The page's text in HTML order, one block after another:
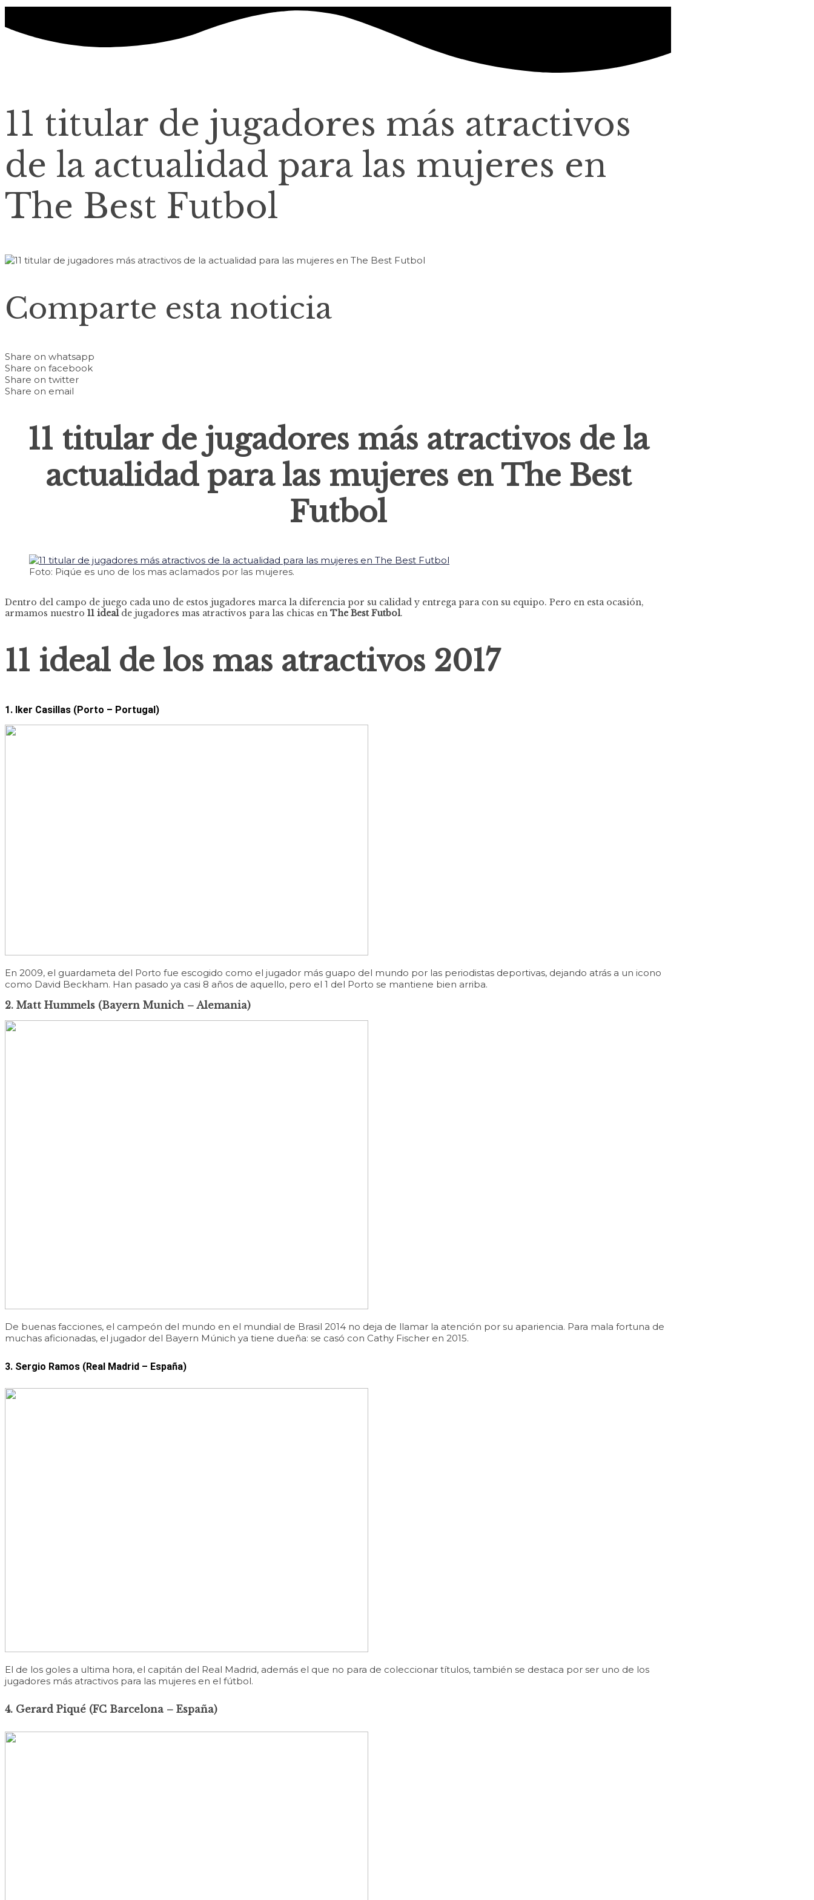
11 titular de jugadores más atractivos
de la actualidad para las mujeres en
The Best Futbol
Comparte esta noticia
Share on whatsapp
Share on facebook
Share on twitter
Share on email
11 titular de jugadores más atractivos de la
actualidad para las mujeres en The Best
Futbol
Foto: Piqúe es uno de los mas aclamados por las mujeres.
Dentro del campo de juego cada uno de estos jugadores marca la diferencia por su calidad y entrega para con su equipo. Pero en esta ocasión,
armamos nuestro 11 idealde jugadores mas atractivos para las chicas en The Best Futbol.
11 ideal de los mas atractivos 2017
1. Iker Casillas (Porto – Portugal)
En 2009, el guardameta del Porto fue escogido como el jugador más guapo del mundo por las periodistas deportivas, dejando atrás a un icono
como David Beckham. Han pasado ya casi 8 años de aquello, pero el 1 del Porto se mantiene bien arriba.
2. Matt Hummels (Bayern Munich – Alemania)
De buenas facciones, el campeón del mundo en el mundial de Brasil 2014 no deja de llamar la atención por su apariencia. Para mala fortuna de
muchas aficionadas, el jugador del Bayern Múnich ya tiene dueña: se casó con Cathy Fischer en 2015.
3. Sergio Ramos (Real Madrid – España)
El de los goles a ultima hora, el capitán del Real Madrid, además el que no para de coleccionar títulos, también se destaca por ser uno de los
jugadores más atractivos para las mujeres en el fútbol.
4. Gerard Piqué (FC Barcelona – España)